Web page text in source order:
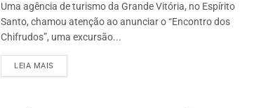
Uma agência de turismo da Grande Vitória, no Espírito
Santo, chamou atenção ao anunciar o “Encontro dos
Chifrudos”, uma excursão...
LEIA MAIS